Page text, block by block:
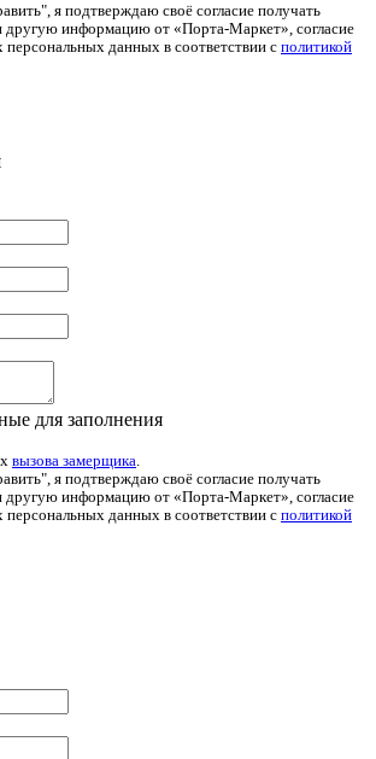
я подтверждаю своё согласие получать
другую информацию от «Порта-Маркет», согласие
персональных данных в соответствии с политикой
для заполнения
вызова замерщика.
я подтверждаю своё согласие получать
другую информацию от «Порта-Маркет», согласие
персональных данных в соответствии с политикой